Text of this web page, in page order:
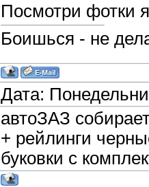
Посмотри фотки
Боишься - не
Дата:
автоЗАЗ
+ рейлинги
буковки с